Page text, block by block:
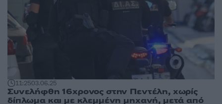
11:2503.06.25
Συνελήφθη 16χρονος στην Πεντέλη, χωρίς
δίπλωμα και με κλεμμένη μηχανή, μετά από